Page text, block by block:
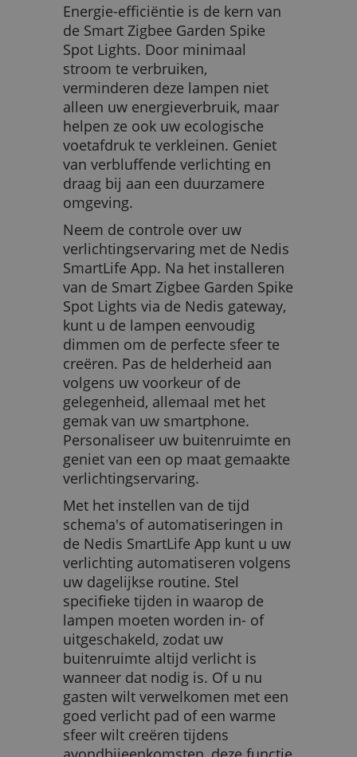
Energie-efficiëntie is de kern van
de Smart Zigbee Garden Spike
Spot Lights. Door minimaal
stroom te verbruiken,
verminderen deze lampen niet
alleen uw energieverbruik, maar
helpen ze ook uw ecologische
voetafdruk te verkleinen. Geniet
van verbluffende verlichting en
draag bij aan een duurzamere
omgeving.
Neem de controle over uw
verlichtingservaring met de Nedis
SmartLife App. Na het installeren
van de Smart Zigbee Garden Spike
Spot Lights via de Nedis gateway,
kunt u de lampen eenvoudig
dimmen om de perfecte sfeer te
creëren. Pas de helderheid aan
volgens uw voorkeur of de
gelegenheid, allemaal met het
gemak van uw smartphone.
Personaliseer uw buitenruimte en
geniet van een op maat gemaakte
verlichtingservaring.
Met het instellen van de tijd
schema's of automatiseringen in
de Nedis SmartLife App kunt u uw
verlichting automatiseren volgens
uw dagelijkse routine. Stel
specifieke tijden in waarop de
lampen moeten worden in- of
uitgeschakeld, zodat uw
buitenruimte altijd verlicht is
wanneer dat nodig is. Of u nu
gasten wilt verwelkomen met een
goed verlicht pad of een warme
sfeer wilt creëren tijdens